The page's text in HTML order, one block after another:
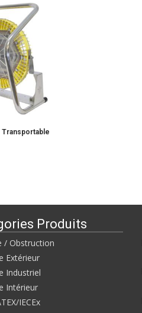
Transportable
Produits
/ Obstruction
Extérieur
Industriel
Intérieur
IECEx